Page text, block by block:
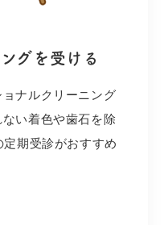
グを受ける
ナルクリーニング
い着色や歯石を除
期受診がおすすめ